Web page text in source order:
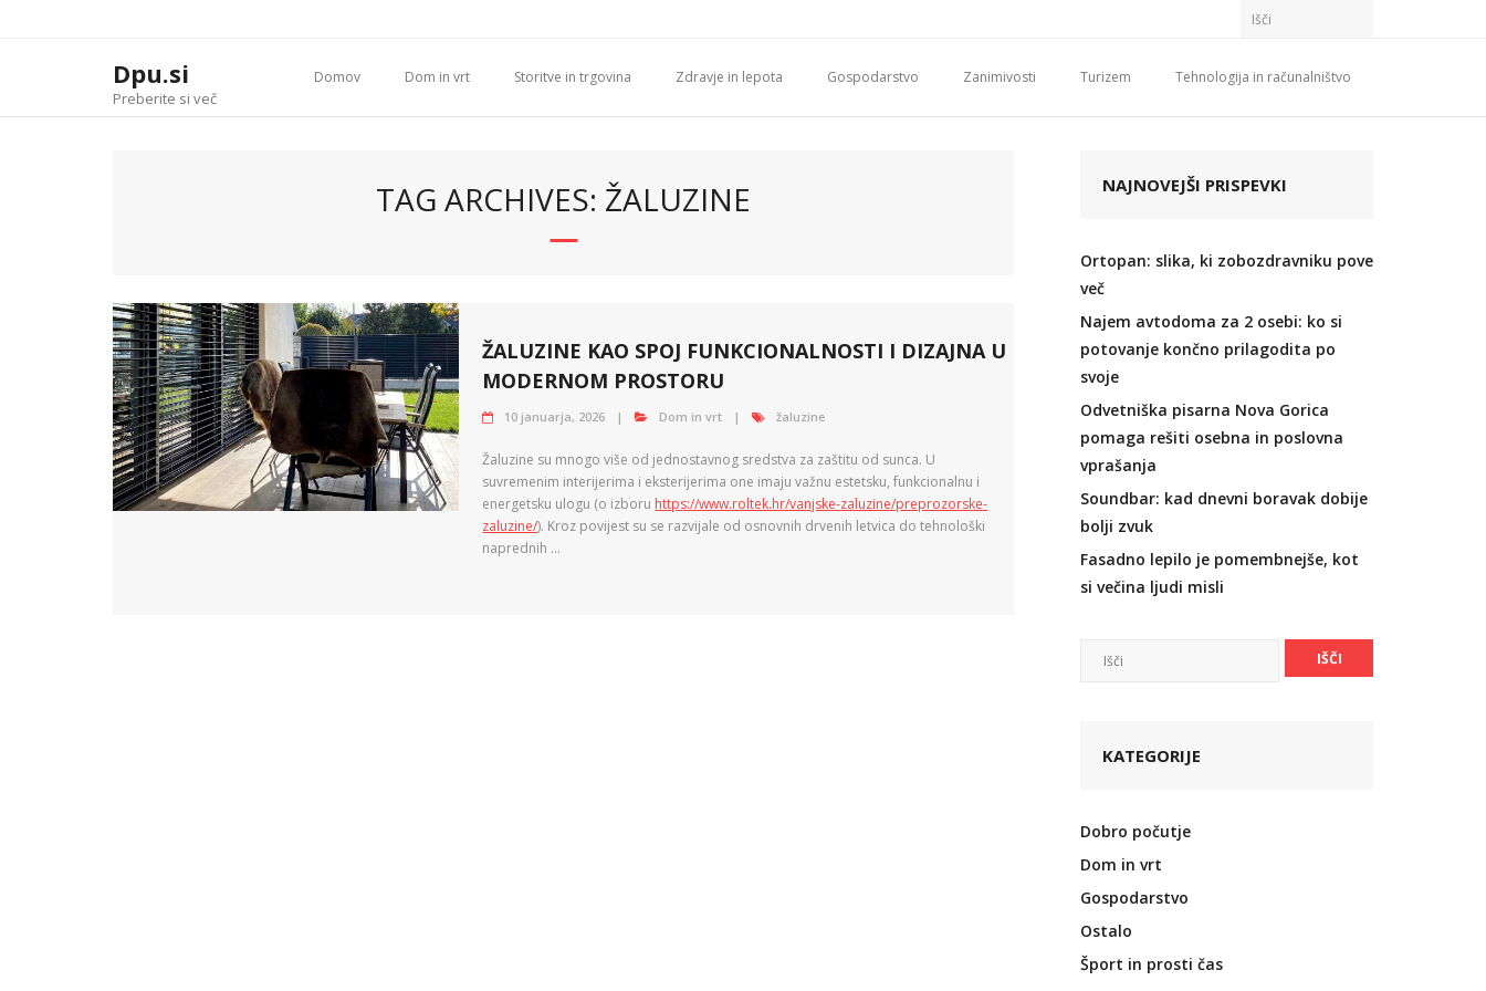
Dpu.si
Preberite si več
Domov Dom in vrt Storitve in trgovina Zdravje in lepota Gospodarstvo Zanimivosti Turizem Tehnologija in računalništvo
TAG ARCHIVES: ŽALUZINE
ŽALUZINE KAO SPOJ FUNKCIONALNOSTI I DIZAJNA U
MODERNOM PROSTORU
10 januarja, 2026 Dom in vrt žaluzine
Žaluzine su mnogo više od jednostavnog sredstva za zaštitu od sunca. U
suvremenim interijerima i eksterijerima one imaju važnu estetsku, funkcionalnu i
energetsku ulogu (o izboru https://www.roltek.hr/vanjske-zaluzine/preprozorske-
zaluzine/). Kroz povijest su se razvijale od osnovnih drvenih letvica do tehnološki
naprednih …
NAJNOVEJŠI PRISPEVKI
Ortopan: slika, ki zobozdravniku pove
več
Najem avtodoma za 2 osebi: ko si
potovanje končno prilagodita po
svoje
Odvetniška pisarna Nova Gorica
pomaga rešiti osebna in poslovna
vprašanja
Soundbar: kad dnevni boravak dobije
bolji zvuk
Fasadno lepilo je pomembnejše, kot
si večina ljudi misli
KATEGORIJE
Dobro počutje
Dom in vrt
Gospodarstvo
Ostalo
Šport in prosti čas